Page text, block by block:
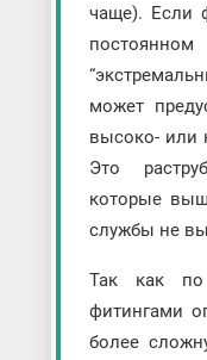
чаще). Если
может
высоко- или
Это
которые
службы не
Так как
фитингами
более